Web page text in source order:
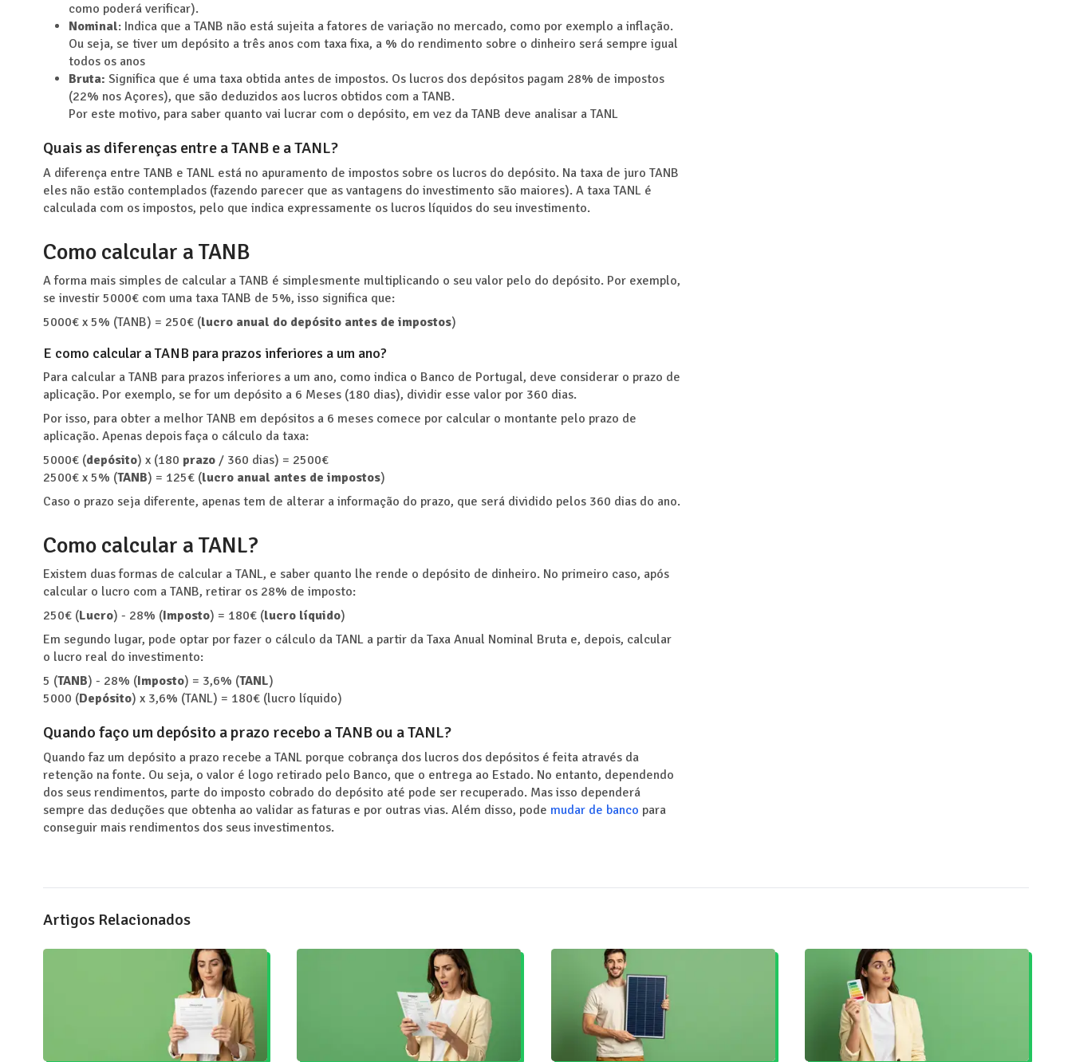
como poderá verificar).
Nominal: Indica que a TANB não está sujeita a fatores de variação no mercado, como por exemplo a inflação.
Ou seja, se tiver um depósito a três anos com taxa fixa, a % do rendimento sobre o dinheiro será sempre igual
todos os anos
Bruta: Significa que é uma taxa obtida antes de impostos. Os lucros dos depósitos pagam 28% de impostos
(22% nos Açores), que são deduzidos aos lucros obtidos com a TANB.
Por este motivo, para saber quanto vai lucrar com o depósito, em vez da TANB deve analisar a TANL
Quais as diferenças entre a TANB e a TANL?
A diferença entre TANB e TANL está no apuramento de impostos sobre os lucros do depósito. Na taxa de juro TANB
eles não estão contemplados (fazendo parecer que as vantagens do investimento são maiores). A taxa TANL é
calculada com os impostos, pelo que indica expressamente os lucros líquidos do seu investimento.
Como calcular a TANB
A forma mais simples de calcular a TANB é simplesmente multiplicando o seu valor pelo do depósito. Por exemplo,
se investir 5000€ com uma taxa TANB de 5%, isso significa que:
5000€ x 5% (TANB) = 250€ (lucro anual do depósito antes de impostos)
E como calcular a TANB para prazos inferiores a um ano?
Para calcular a TANB para prazos inferiores a um ano, como indica o Banco de Portugal, deve considerar o prazo de
aplicação. Por exemplo, se for um depósito a 6 Meses (180 dias), dividir esse valor por 360 dias.
Por isso, para obter a melhor TANB em depósitos a 6 meses comece por calcular o montante pelo prazo de
aplicação. Apenas depois faça o cálculo da taxa:
5000€ (depósito) x (180 prazo / 360 dias) = 2500€
2500€ x 5% (TANB) = 125€ (lucro anual antes de impostos)
Caso o prazo seja diferente, apenas tem de alterar a informação do prazo, que será dividido pelos 360 dias do ano.
Como calcular a TANL?
Existem duas formas de calcular a TANL, e saber quanto lhe rende o depósito de dinheiro. No primeiro caso, após
calcular o lucro com a TANB, retirar os 28% de imposto:
250€ (Lucro) - 28% (Imposto) = 180€ (lucro líquido)
Em segundo lugar, pode optar por fazer o cálculo da TANL a partir da Taxa Anual Nominal Bruta e, depois, calcular
o lucro real do investimento:
5 (TANB) - 28% (Imposto) = 3,6% (TANL)
5000 (Depósito) x 3,6% (TANL) = 180€ (lucro líquido)
Quando faço um depósito a prazo recebo a TANB ou a TANL?
Quando faz um depósito a prazo recebe a TANL porque cobrança dos lucros dos depósitos é feita através da
retenção na fonte. Ou seja, o valor é logo retirado pelo Banco, que o entrega ao Estado. No entanto, dependendo
dos seus rendimentos, parte do imposto cobrado do depósito até pode ser recuperado. Mas isso dependerá
sempre das deduções que obtenha ao validar as faturas e por outras vias. Além disso, pode mudar de banco para
conseguir mais rendimentos dos seus investimentos.
Artigos Relacionados